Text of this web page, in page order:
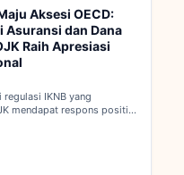
Aksesi OECD:
Asuransi dan Dana
Raih Apresiasi
regulasi IKNB yang
mendapat respons positif